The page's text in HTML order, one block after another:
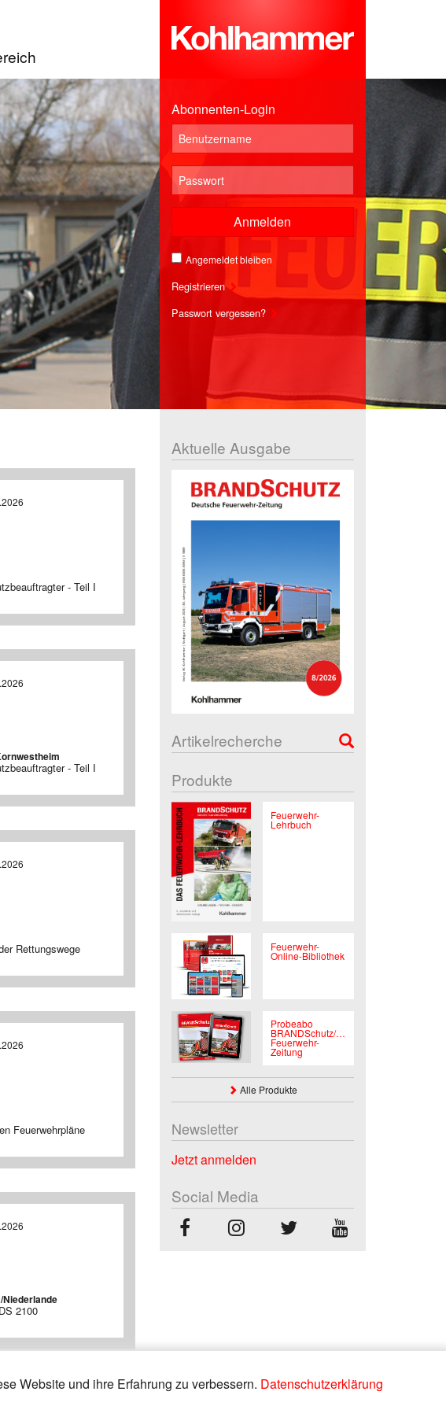
Website und ihre Erfahrung zu verbessern. Datenschutzerklärung
Abonnenten-Login
Anmelden
Angemeldet bleiben
Registrieren
Passwort vergessen?
- Teil I
- Teil I
Rettungswege
Feuerwehrpläne
2100
Aktuelle Ausgabe
Artikelrecherche
Produkte
Feuerwehr-
Lehrbuch
Feuerwehr-
Online-Bibliothek
Probeabo
BRANDSchutz/Deutsche
Feuerwehr-
Zeitung
Alle Produkte
Newsletter
Jetzt anmelden
Social Media